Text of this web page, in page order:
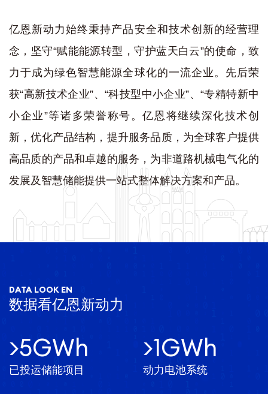
亿恩新动力始终秉持产品安全和技术创新的经营理
念，坚守“赋能能源转型，守护蓝天白云”的使命，致
力于成为绿色智慧能源全球化的一流企业。先后荣
获“高新技术企业”、“科技型中小企业”、“专精特新中
小企业”等诸多荣誉称号。亿恩将继续深化技术创
新，优化产品结构，提升服务品质，为全球客户提供
高品质的产品和卓越的服务，为非道路机械电气化的
发展及智慧储能提供一站式整体解决方案和产品。
DATA LOOK EN
数据看亿恩新动力
>5GWh
已投运储能项目
>1GWh
动力电池系统